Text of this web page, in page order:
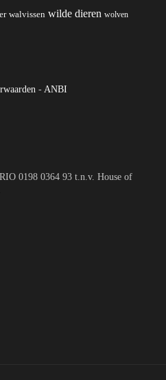
walvissen wilde dieren wolven
- ANBI
0198 0364 93 t.n.v. House of